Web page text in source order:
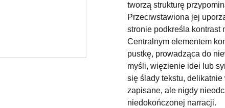
tworzą strukturę
Przeciwstawiona jej
stronie podkreśla kontrast
Centralnym elementem
pustkę, prowadząca do
myśli, więzienie idei lub
się ślady tekstu, delikatnie
zapisane, ale nigdy
niedokończonej narracji.